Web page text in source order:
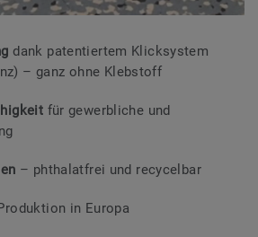
dank patentiertem Klicksystem
– ganz ohne Klebstoff
für gewerbliche und
– phthalatfrei und recycelbar
in Europa